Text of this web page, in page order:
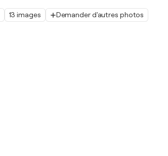
13 images Demander d'autres photos